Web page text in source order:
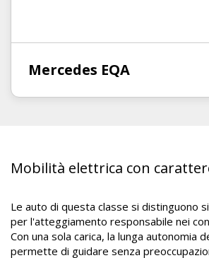
Mercedes EQA
Mobilità elettrica con
Le auto di questa classe si distinguono
per l'atteggiamento responsabile nei
Con una sola carica, la lunga autonomia
permette di guidare senza